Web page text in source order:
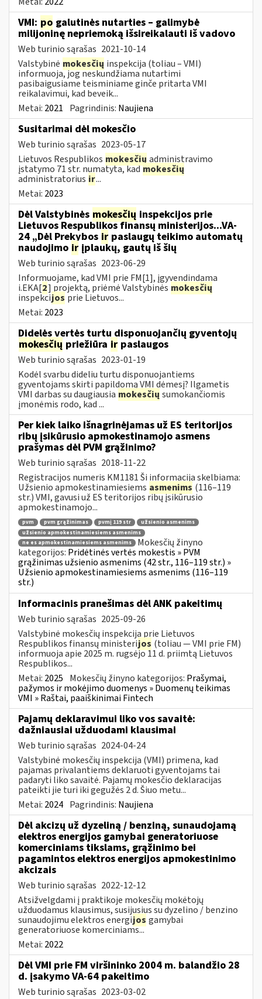
VMI: po galutinės nutarties – galimybė
milijoninę nepriemoką išsireikalauti iš vadovo
Web turinio sąrašas 2021-10-14
Valstybinė mokesčių inspekcija (toliau – VMI)
informuoja, jog neskundžiama nutartimi
pasibaigusiame teisminiame ginče pritarta VMI
reikalavimui, kad beveik...
Metai: 2021 Pagrindinis: Naujiena
Susitarimai dėl mokesčio
Web turinio sąrašas 2023-05-17
Lietuvos Respublikos mokesčių administravimo
įstatymo 71 str. numatyta, kadmokesčių
administratorius ir...
Metai: 2023
Dėl Valstybinės mokesčių inspekcijos prie
Lietuvos Respublikos finansų ministerijos...VA-
24 „Dėl Prekybos ir paslaugų teikimo automatų
naudojimo ir įplaukų, gautų iš šių
Web turinio sąrašas 2023-06-29
Informuojame, kad VMI prie FM[1], įgyvendindama
i.EKA[2] projektą, priėmė Valstybinės mokesčių
inspekcijos prie Lietuvos...
Metai: 2023
Didelės vertės turtu disponuojančių gyventojų
mokesčių priežiūra ir paslaugos
Web turinio sąrašas 2023-01-19
Kodėl svarbu dideliu turtu disponuojantiems
gyventojams skirti papildomą VMI dėmesį? Ilgametis
VMI darbas su daugiausia mokesčių sumokančiomis
įmonėmis rodo, kad ...
Per kiek laiko išnagrinėjamas už ES teritorijos
ribų įsikūrusio apmokestinamojo asmens
prašymas dėl PVM grąžinimo?
Web turinio sąrašas 2018-11-22
Registracijos numeris KM1181 Ši informacija skelbiama:
Užsienio apmokestinamiesiems asmenims (116–119
str.) VMI, gavusi už ES teritorijos ribų įsikūrusio
apmokestinamojo...
pvm pvm grąžinimas pvmį 119 str
užsienio asmenims
užsienio apmokestinamiesiems asmenims
ne es apmokestinamiesiems asmenims
Mokesčių žinyno
kategorijos: Pridėtinės vertės mokestis » PVM
grąžinimas užsienio asmenims (42 str., 116–119 str.) »
Užsienio apmokestinamiesiems asmenims (116–119
str.)
Informacinis pranešimas dėl ANK pakeitimų
Web turinio sąrašas 2025-09-26
Valstybinė mokesčių inspekcija prie Lietuvos
Respublikos finansų ministerijos (toliau — VMI prie FM)
informuoja apie 2025 m. rugsėjo 11 d. priimtą Lietuvos
Respublikos...
Metai: 2025 Mokesčių žinyno kategorijos: Prašymai,
pažymos ir mokėjimo duomenys » Duomenų teikimas
VMI » Raštai, paaiškinimai Fintech
Pajamų deklaravimui liko vos savaitė:
dažniausiai užduodami klausimai
Web turinio sąrašas 2024-04-24
Valstybinė mokesčių inspekcija (VMI) primena, kad
pajamas privalantiems deklaruoti gyventojams tai
padaryti liko savaitė. Pajamų mokesčio deklaracijas
pateikti jie turi iki gegužės 2 d. Šiuo metu...
Metai: 2024 Pagrindinis: Naujiena
Dėl akcizų už dyzeliną / benziną, sunaudojamą
elektros energijos gamybai generatoriuose
komerciniams tikslams, grąžinimo bei
pagamintos elektros energijos apmokestinimo
akcizais
Web turinio sąrašas 2022-12-12
Atsižvelgdami į praktikoje mokesčių mokėtojų
užduodamus klausimus, susijusius su dyzelino / benzino
sunaudojimu elektros energijos gamybai
generatoriuose komerciniams...
Metai: 2022
Dėl VMI prie FM viršininko 2004 m. balandžio 28
d. įsakymo VA-64 pakeitimo
Web turinio sąrašas 2023-03-02